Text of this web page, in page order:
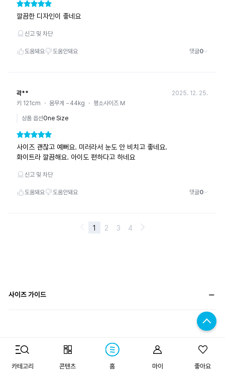
사이즈 가이드
카테고리 콘텐츠 홈 마이 좋아요